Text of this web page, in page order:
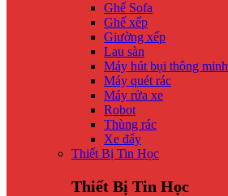
Ghế Sofa
Ghế xếp
Giường xếp
Lau sàn
Máy hút bụi thông minh
Máy quét rác
Máy rửa xe
Robot
Thùng rác
Xe đẩy
Thiết Bị Tin Học
Thiết Bị Tin Học